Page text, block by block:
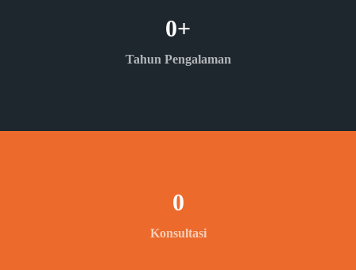
Tahun Pengalaman
0+
Konsultasi
0